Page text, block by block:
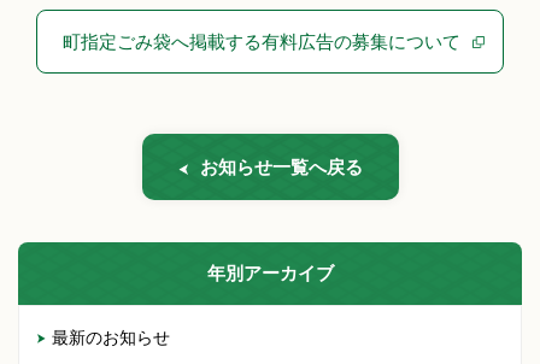
町指定ごみ袋へ掲載する有料広告の募集について
お知らせ一覧へ戻る
年別アーカイブ
最新のお知らせ